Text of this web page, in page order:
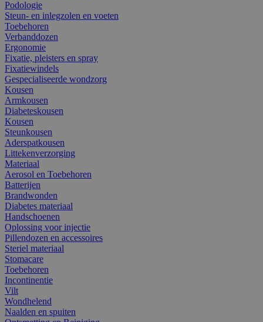
Podologie
Steun- en inlegzolen en voeten
Toebehoren
Verbanddozen
Ergonomie
Fixatie, pleisters en spray
Fixatiewindels
Gespecialiseerde wondzorg
Kousen
Armkousen
Diabeteskousen
Kousen
Steunkousen
Aderspatkousen
Littekenverzorging
Materiaal
Aerosol en Toebehoren
Batterijen
Brandwonden
Diabetes materiaal
Handschoenen
Oplossing voor injectie
Pillendozen en accessoires
Steriel materiaal
Stomacare
Toebehoren
Incontinentie
Vilt
Wondhelend
Naalden en spuiten